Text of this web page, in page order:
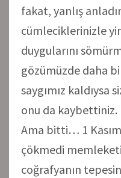
fakat, yanlış
cümleciklerinizle
duygularını
gözümüzde daha
saygımız kaldıysa
onu da kaybettiniz.
Ama bitti… 1
çökmedi
coğrafyanın